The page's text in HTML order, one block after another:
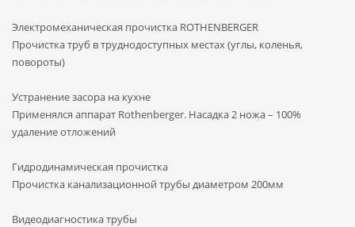
Электромеханическая прочистка ROTHENBERGER
Прочистка труб в труднодоступных местах (углы, коленья,
повороты)
Устранение засора на кухне
Применялся аппарат Rothenberger. Насадка 2 ножа – 100%
удаление отложений
Гидродинамическая прочистка
Прочистка канализационной трубы диаметром 200мм
Видеодиагностика трубы